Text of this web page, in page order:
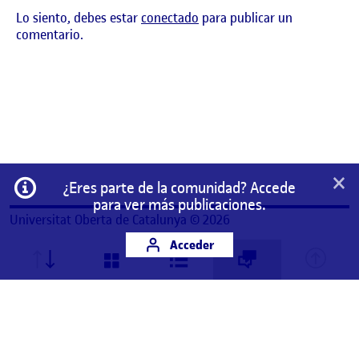
Lo siento, debes estarconectado para publicar un
comentario.
Información
¿Eres parte de la comunidad? Accede
para ver más publicaciones.
Acceder
×
Universitat Oberta de Catalunya © 2026